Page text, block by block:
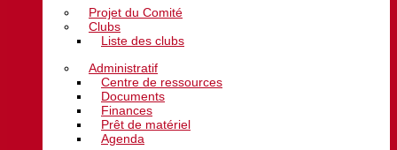
Projet du Comité
Clubs
Liste des clubs
Administratif
Centre de ressources
Documents
Finances
Prêt de matériel
Agenda